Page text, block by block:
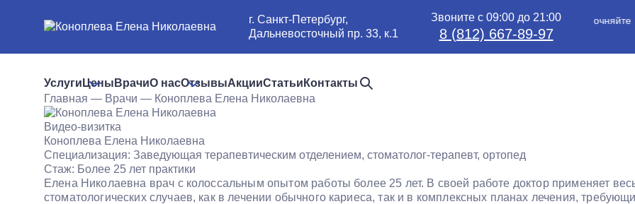
г. Санкт-Петербург,
Дальневосточный пр. 33, к.1
Звоните с 09:00 до 21:00
8 (812) 667-89-97
Обновление цен — уточняйте
цены по телефону
Услуги Цены ВрачиО насОтзывыАкцииСтатьи Контакты
Главная — Врачи — Коноплева Елена Николаевна
Видео-визитка
Коноплева Елена Николаевна
Специализация: Заведующая терапевтическим отделением, стоматолог-терапевт, ортопед
Стаж: Более 25 лет практики
Елена Николаевна врач с колоссальным опытом работы более 25 лет. В своей работе доктор применяет
стоматологических случаев, как в лечении обычного кариеса, так и в комплексных планах лечения,